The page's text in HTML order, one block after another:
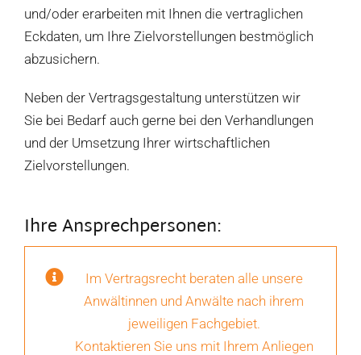
und/oder erarbeiten mit Ihnen die vertraglichen
Eckdaten, um Ihre Zielvorstellungen bestmöglich
abzusichern.
Neben der Vertragsgestaltung unterstützen wir
Sie bei Bedarf auch gerne bei den Verhandlungen
und der Umsetzung Ihrer wirtschaftlichen
Zielvorstellungen.
Ihre Ansprechpersonen:
Im Vertragsrecht beraten alle unsere
Anwältinnen und Anwälte nach ihrem
jeweiligen Fachgebiet.
Kontaktieren Sie uns mit Ihrem Anliegen